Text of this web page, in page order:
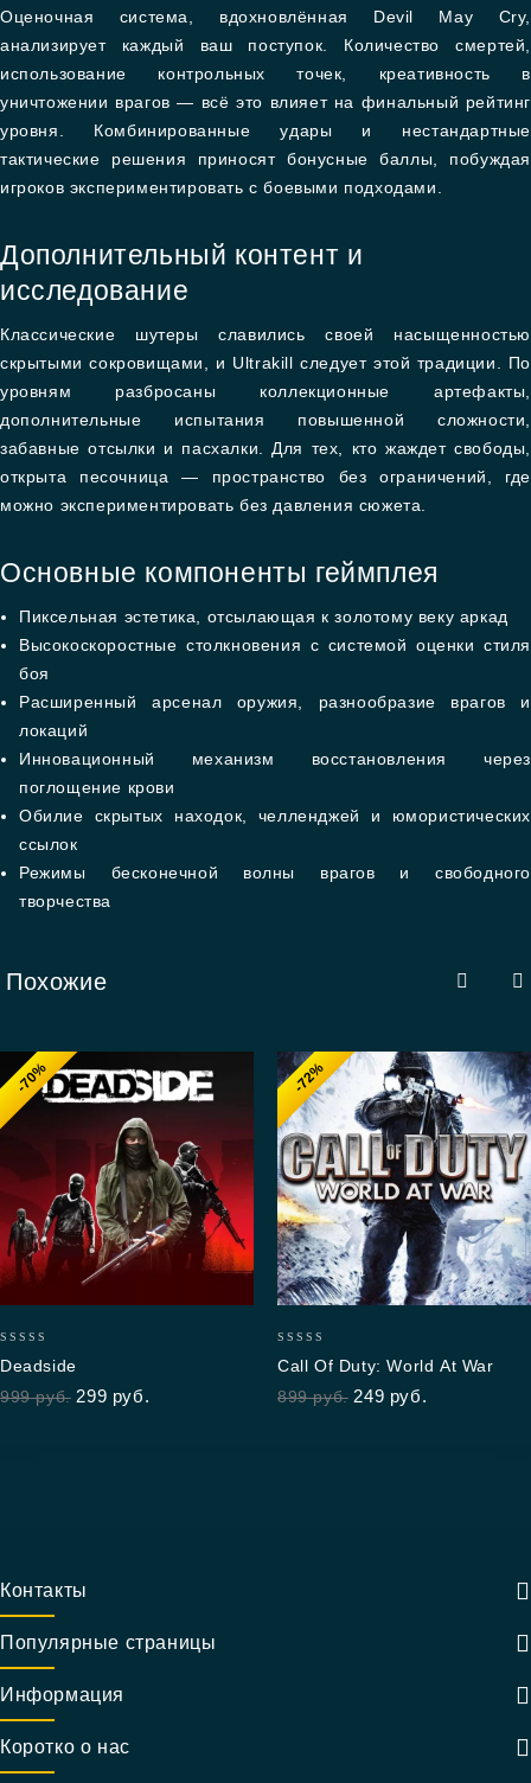
Оценочная система, вдохновлённая Devil May Cry,
анализирует каждый ваш поступок. Количество смертей,
использование контрольных точек, креативность в
уничтожении врагов — всё это влияет на финальный рейтинг
уровня. Комбинированные удары и нестандартные
тактические решения приносят бонусные баллы, побуждая
игроков экспериментировать с боевыми подходами.
Дополнительный контент и
исследование
Классические шутеры славились своей насыщенностью
скрытыми сокровищами, и Ultrakill следует этой традиции. По
уровням разбросаны коллекционные артефакты,
дополнительные испытания повышенной сложности,
забавные отсылки и пасхалки. Для тех, кто жаждет свободы,
открыта песочница — пространство без ограничений, где
можно экспериментировать без давления сюжета.
Основные компоненты геймплея
Пиксельная эстетика, отсылающая к золотому веку аркад
Высокоскоростные столкновения с системой оценки стиля
боя
Расширенный арсенал оружия, разнообразие врагов и
локаций
Инновационный механизм восстановления через
поглощение крови
Обилие скрытых находок, челленджей и юмористических
ссылок
Режимы бесконечной волны врагов и свободного
творчества
Похожие
-70%
out
of
Deadside
999руб. 299 руб.
-72%
out
of
Call Of Duty: World At War
899руб. 249 руб.
Контакты
Популярные страницы
Информация
Коротко о нас